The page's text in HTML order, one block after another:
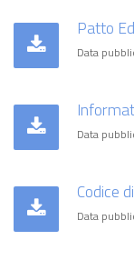
Patto
Data
Data
Codice
Data